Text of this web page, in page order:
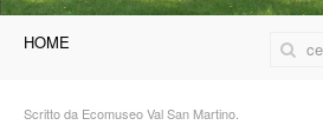
HOME
Scritto da Ecomuseo Val San Martino.